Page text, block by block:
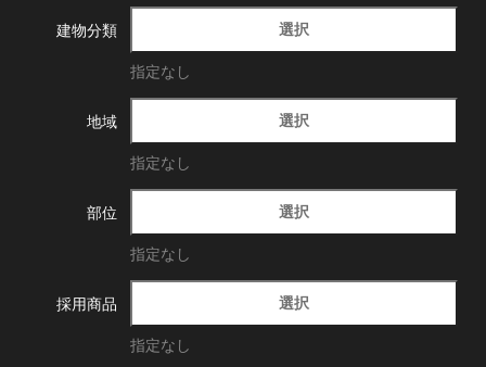
建物分類 選択
指定なし
地域 選択
指定なし
部位 選択
指定なし
採用商品 選択
指定なし